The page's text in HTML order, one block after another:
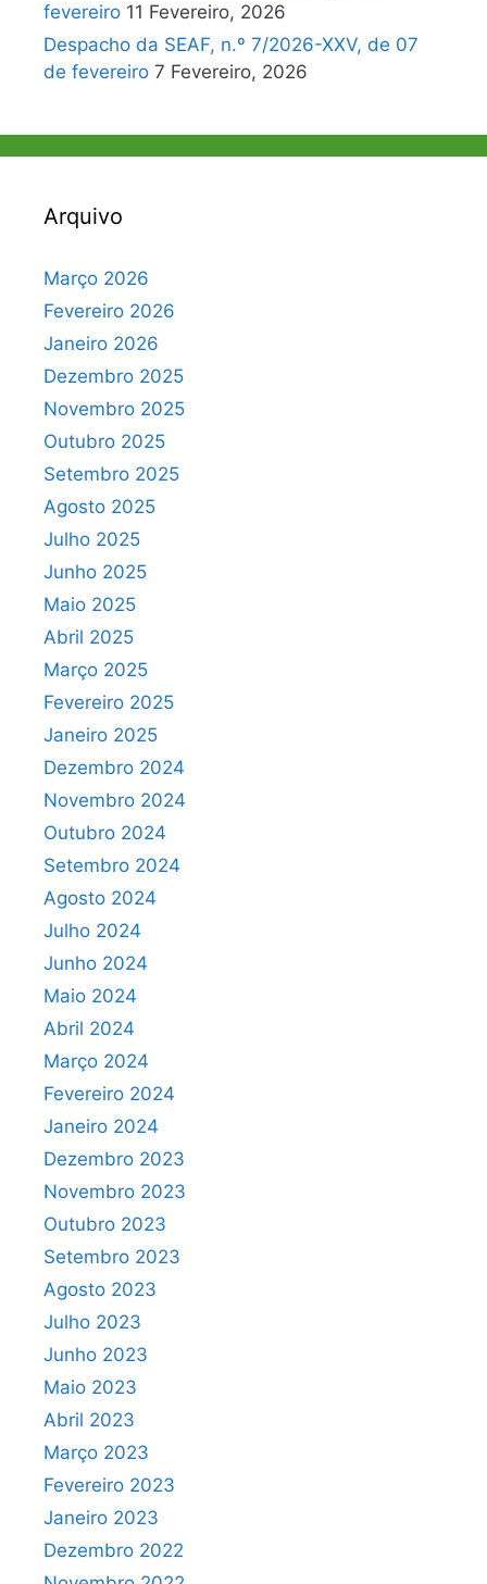
fevereiro 11 Fevereiro, 2026
Despacho da SEAF, n.º 7/2026-XXV, de 07
de fevereiro 7 Fevereiro, 2026
Arquivo
Março 2026
Fevereiro 2026
Janeiro 2026
Dezembro 2025
Novembro 2025
Outubro 2025
Setembro 2025
Agosto 2025
Julho 2025
Junho 2025
Maio 2025
Abril 2025
Março 2025
Fevereiro 2025
Janeiro 2025
Dezembro 2024
Novembro 2024
Outubro 2024
Setembro 2024
Agosto 2024
Julho 2024
Junho 2024
Maio 2024
Abril 2024
Março 2024
Fevereiro 2024
Janeiro 2024
Dezembro 2023
Novembro 2023
Outubro 2023
Setembro 2023
Agosto 2023
Julho 2023
Junho 2023
Maio 2023
Abril 2023
Março 2023
Fevereiro 2023
Janeiro 2023
Dezembro 2022